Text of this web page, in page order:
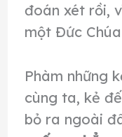
đoán xét rồi,
một Ðức
Phàm những
cùng ta, kẻ
bỏ ra ngoài